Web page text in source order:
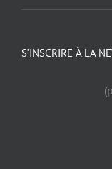
S’INSCRIRE À LA